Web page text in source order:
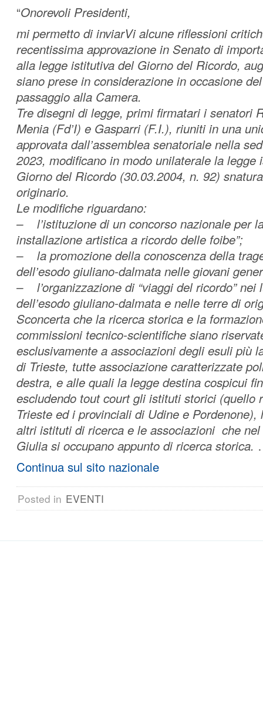
“Onorevoli Presidenti,
mi permetto di inviarVi alcune riflessioni
recentissima approvazione in Senato di
alla legge istitutiva del Giorno del Ricordo,
siano prese in considerazione in occasione
passaggio alla Camera.
Tre disegni di legge, primi firmatari i senatori
Menia (Fd’I) e Gasparri (F.I.), riuniti in una
approvata dall’assemblea senatoriale nella
2023, modificano in modo unilaterale la legge
Giorno del Ricordo (30.03.2004, n. 92)
originario.
Le modifiche riguardano:
– l’istituzione di un concorso nazionale per
installazione artistica a ricordo delle foibe”;
– la promozione della conoscenza della
dell’esodo giuliano-dalmata nelle giovani
– l’organizzazione di “viaggi del ricordo” nei
dell’esodo giuliano-dalmata e nelle terre di
Sconcerta che la ricerca storica e la
commissioni tecnico-scientifiche siano
esclusivamente a associazioni degli esuli più
di Trieste, tutte associazione caratterizzate
destra, e alle quali la legge destina cospicui
escludendo tout court gli istituti storici (quello
Trieste ed i provinciali di Udine e
altri istituti di ricerca e le associazioni che
Giulia si occupano appunto di ricerca storica.
Continua sul sito nazionale
Posted in EVENTI